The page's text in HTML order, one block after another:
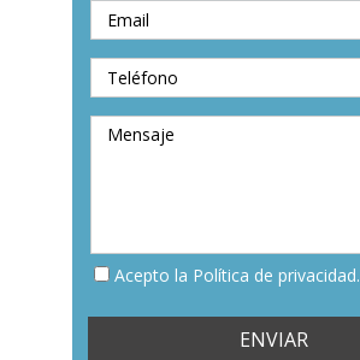
Acepto la Política de privacidad.